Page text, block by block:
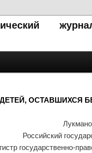
ОСТАВШИХСЯ
Российский
государственно-